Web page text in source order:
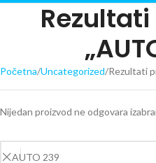
Početna Uncategorized Rezultati
Nijedan proizvod ne odgovara